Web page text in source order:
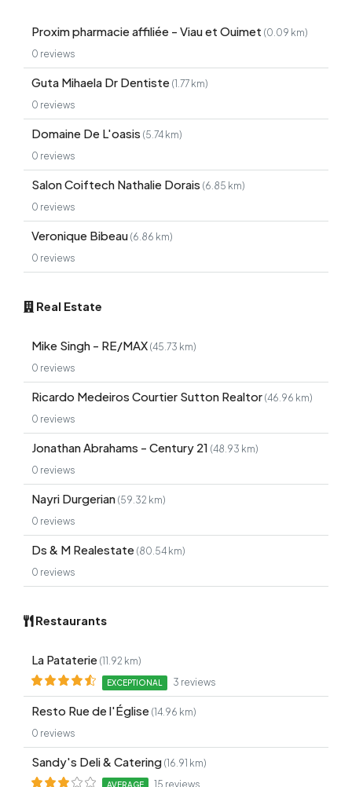
Proxim pharmacie affiliée - Viau et Ouimet (0.09 km)
0 reviews
Guta Mihaela Dr Dentiste (1.77 km)
0 reviews
Domaine De L'oasis (5.74 km)
0 reviews
Salon Coiftech Nathalie Dorais (6.85 km)
0 reviews
Veronique Bibeau (6.86 km)
0 reviews
Real Estate
Mike Singh - RE/MAX (45.73 km)
0 reviews
Ricardo Medeiros Courtier Sutton Realtor (46.96 km)
0 reviews
Jonathan Abrahams - Century 21 (48.93 km)
0 reviews
Nayri Durgerian (59.32 km)
0 reviews
Ds & M Realestate (80.54 km)
0 reviews
Restaurants
La Pataterie (11.92 km)
EXCEPTIONAL 3 reviews
Resto Rue de l'Église (14.96 km)
0 reviews
Sandy's Deli & Catering (16.91 km)
AVERAGE 15 reviews